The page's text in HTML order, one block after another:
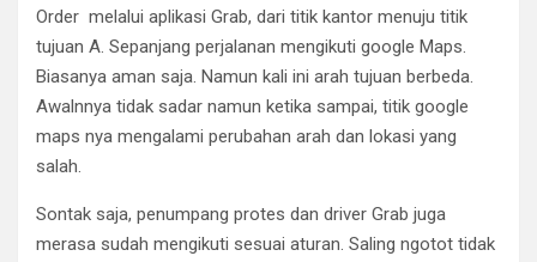
Order melalui aplikasi Grab, dari titik kantor menuju titik
tujuan A. Sepanjang perjalanan mengikuti google Maps.
Biasanya aman saja. Namun kali ini arah tujuan berbeda.
Awalnnya tidak sadar namun ketika sampai, titik google
maps nya mengalami perubahan arah dan lokasi yang
salah.
Sontak saja, penumpang protes dan driver Grab juga
merasa sudah mengikuti sesuai aturan. Saling ngotot tidak